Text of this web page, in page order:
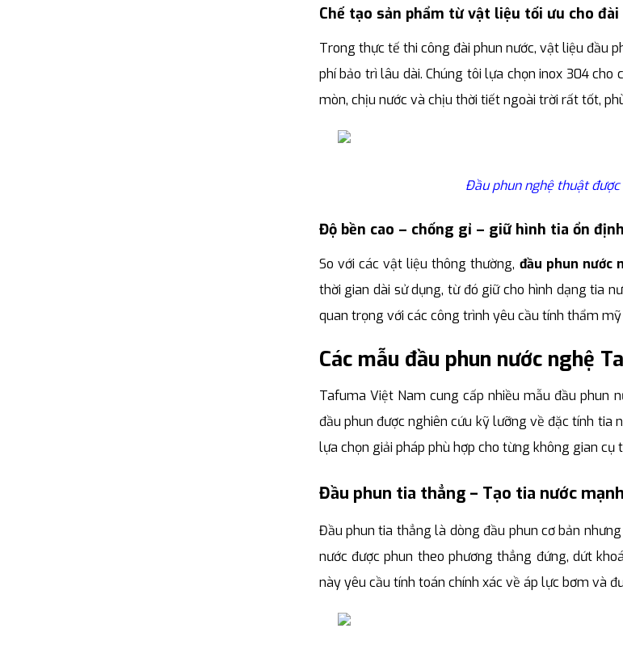
Chế tạo sản phẩm từ vật liệu tối ưu cho
Trong thực tế thi công đài phun nước, vật liệu đầu
phí bảo trì lâu dài. Chúng tôi lựa chọn inox 304
mòn, chịu nước và chịu thời tiết ngoài trời rất tốt,
Đầu phun nghệ thuật
Độ bền cao – chống gỉ – giữ hình tia ổn
So với các vật liệu thông thường, đầu phun nước
thời gian dài sử dụng, từ đó giữ cho hình dạng tia
quan trọng với các công trình yêu cầu tính thẩm
Các mẫu đầu phun nước nghệ
Tafuma Việt Nam cung cấp nhiều mẫu đầu phun
đầu phun được nghiên cứu kỹ lưỡng về đặc tính
lựa chọn giải pháp phù hợp cho từng không gian cụ
Đầu phun tia thẳng – Tạo tia nước
Đầu phun tia thẳng là dòng đầu phun cơ bản
nước được phun theo phương thẳng đứng, dứt
này yêu cầu tính toán chính xác về áp lực bơm và